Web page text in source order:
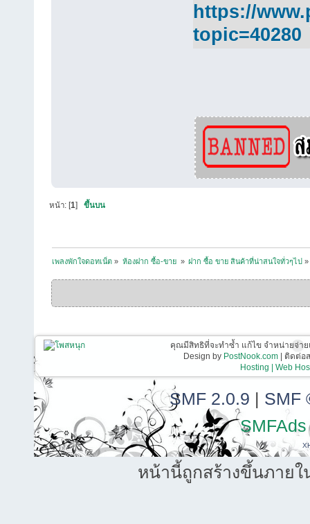
https://
topic=40280
หน้า: [1]ขึ้นบน
เพลงพักใจดอทเน็ต » ห้องฝาก ซื้อ-ขาย » ฝาก ซื้อ ขาย สินค้าที่น่าสนใจทั่วๆไป »
คุณมีสิทธิที่จะทำซ้ำ แก้ไข จำหน่ายจ่า
Design by PostNook.com| ติดต่อส
Hosting | Web
SMF 2.0.9 | SMF
SMFAds
หน้านี้ถูกสร้างขึ้นภายใ